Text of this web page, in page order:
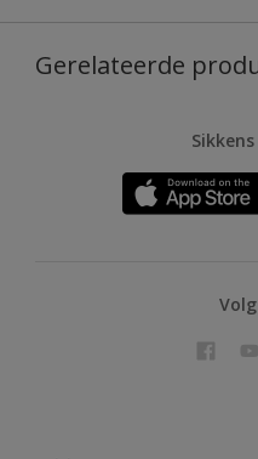
Gerelateerde